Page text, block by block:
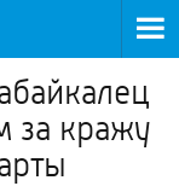
за кражу